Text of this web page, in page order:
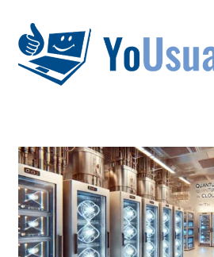
contenido
no
tiene
que
estar
en